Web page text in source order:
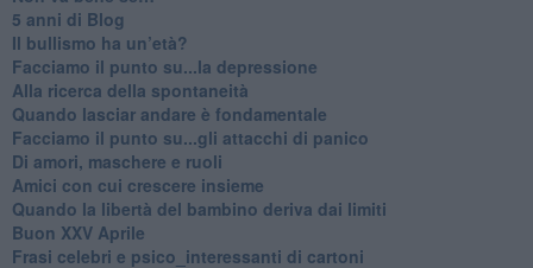
​5 anni di Blog
​Il bullismo ha un’età?
Facciamo il punto su...la depressione
​Alla ricerca della spontaneità
​Quando lasciar andare è fondamentale
Facciamo il punto su...gli attacchi di panico
Di amori, maschere e ruoli
​Amici con cui crescere insieme
​Quando la libertà del bambino deriva dai limiti
Buon XXV Aprile
​Frasi celebri e psico_interessanti di cartoni